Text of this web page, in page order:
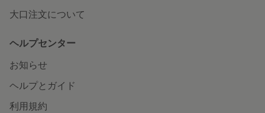
大口注文について
ヘルプセンター
お知らせ
ヘルプとガイド
利用規約